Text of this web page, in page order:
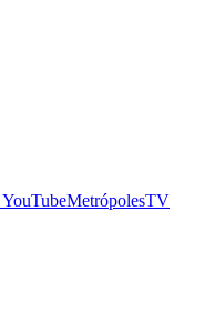
YouTubeMetrópolesTV